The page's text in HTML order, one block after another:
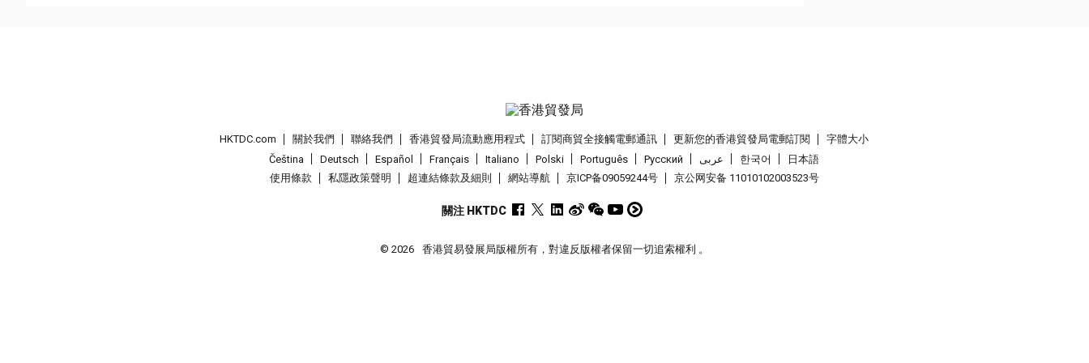
HKTDC.com 關於我們 聯絡我們 香港貿發局流動應用程式 訂閱商貿全接觸電郵通訊 更新您的香港貿發局電郵訂閱
字體大小
Čeština
Deutsch Español Français Italiano Polski Português Pусский عربى 한국어
日本語
使用條款
私隱政策聲明 超連結條款及細則 網站導航 京ICP备09059244号 京公网安备 11010102003523号
關注 HKTDC
© 2026 香港貿易發展局版權所有，對違反版權者保留一切追索權利 。